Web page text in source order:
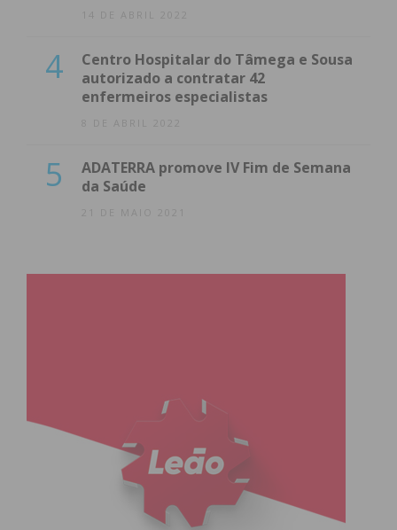
14 DE ABRIL 2022
4
Centro Hospitalar do Tâmega e Sousa
autorizado a contratar 42
enfermeiros especialistas
8 DE ABRIL 2022
5
ADATERRA promove IV Fim de Semana
da Saúde
21 DE MAIO 2021